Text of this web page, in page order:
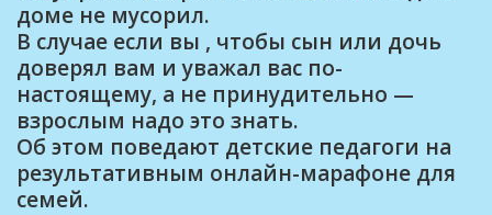
доме не мусорил.
В случае если вы , чтобы сын или дочь
доверял вам и уважал вас по-
настоящему, а не принудительно —
взрослым надо это знать.
Об этом поведают детские педагоги на
результативным онлайн-марафоне для
семей.